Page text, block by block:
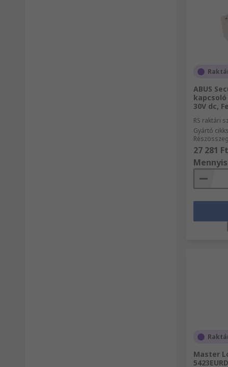
ABUS
kapcsoló
30V dc,
RS raktári
Gyártó
27 281 Ft
Master